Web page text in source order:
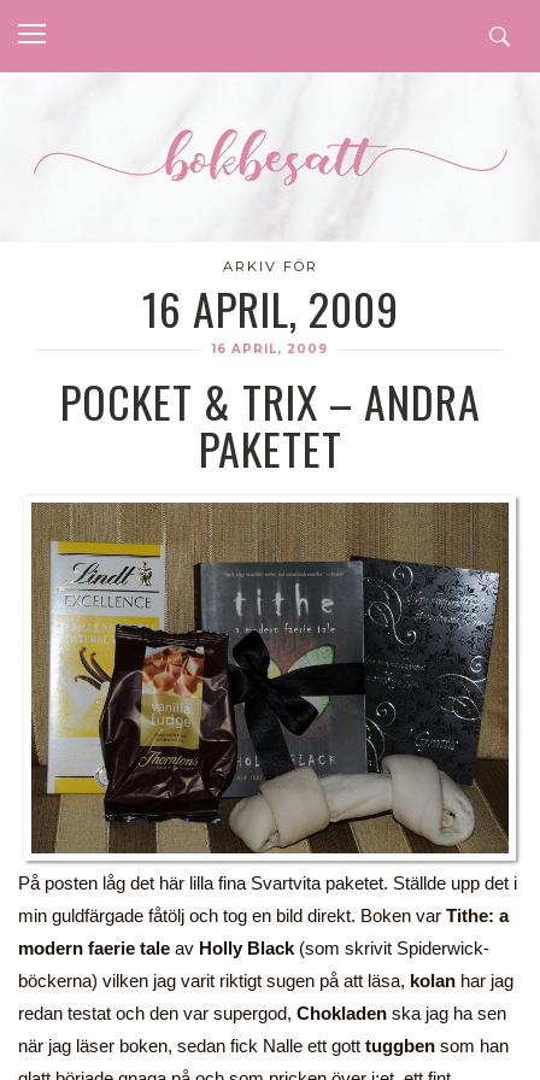
ARKIV FÖR
16 APRIL, 2009
16 APRIL, 2009
POCKET & TRIX – ANDRA
PAKETET
På posten låg det här lilla fina Svartvita paketet. Ställde upp det i
min guldfärgade fåtölj och tog en bild direkt. Boken var Tithe: a
modern faerie tale av Holly Black (som skrivit Spiderwick-
böckerna) vilken jag varit riktigt sugen på att läsa, kolan har jag
redan testat och den var supergod, Chokladen ska jag ha sen
när jag läser boken, sedan fick Nalle ett gott tuggben som han